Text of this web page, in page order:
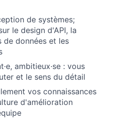
de systèmes;
le design d'API, la
de données et les
ambitieux·se : vous
et le sens du détail
vos connaissances
d'amélioration